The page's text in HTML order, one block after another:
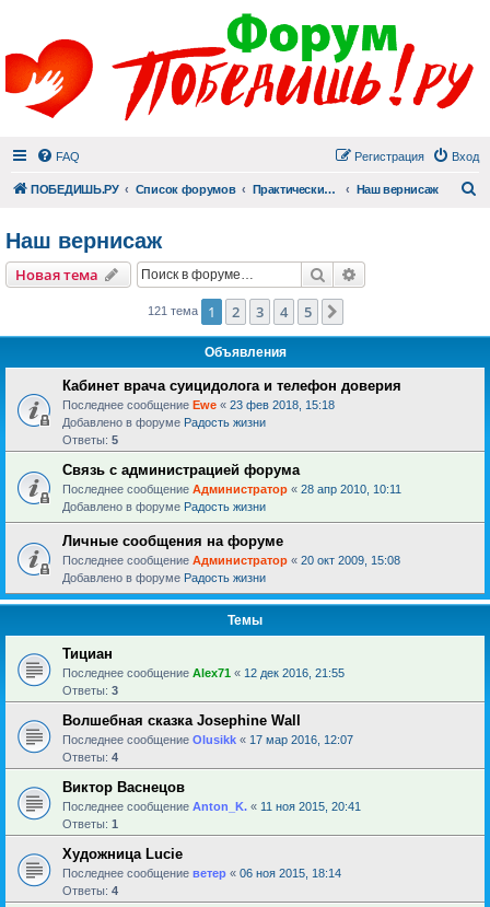
FAQ Вход
Регистрация
ПОБЕДИШЬ.РУ Список форумов Практический раздел Наш вернисаж
Наш вернисаж
Новая тема Поиск
121 тема 1 2 3 4 5
Объявления
Кабинет врача суицидолога и телефон доверия
Последнее сообщение Ewe « 23 фев 2018, 15:18
Добавлено в форуме Радость жизни
Ответы: 5
Связь с администрацией форума
Последнее сообщение Администратор « 28 апр 2010, 10:11
Добавлено в форуме Радость жизни
Личные сообщения на форуме
Последнее сообщение Администратор « 20 окт 2009, 15:08
Добавлено в форуме Радость жизни
Темы
Тициан
Последнее сообщение Alex71 « 12 дек 2016, 21:55
Ответы: 3
Волшебная сказка Josephine Wall
Последнее сообщение Olusikk « 17 мар 2016, 12:07
Ответы: 4
Виктор Васнецов
Последнее сообщение Anton_K. « 11 ноя 2015, 20:41
Ответы: 1
Художница Lucie
Последнее сообщение ветер « 06 ноя 2015, 18:14
Ответы: 4